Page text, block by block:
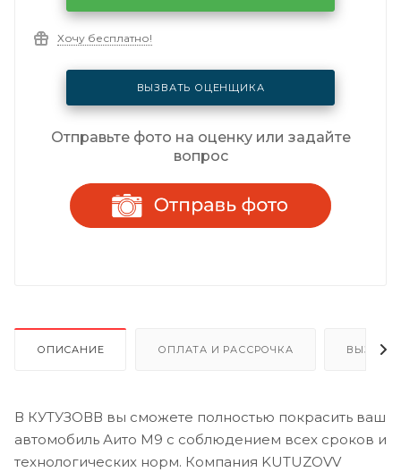
Хочу бесплатно!
ВЫЗВАТЬ ОЦЕНЩИКА
Отправьте фото на оценку или задайте
вопрос
ОПИСАНИЕ ОПЛАТА И РАССРОЧКА ВЫЗОВ
В КУТУЗОВВ вы сможете полностью покрасить ваш
автомобиль Аито М9 с соблюдением всех сроков и
технологических норм. Компания KUTUZOVV